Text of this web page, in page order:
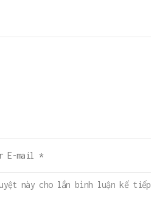
này cho lần bình luận kế tiếp